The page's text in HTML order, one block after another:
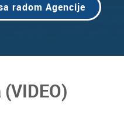
radom Agencije